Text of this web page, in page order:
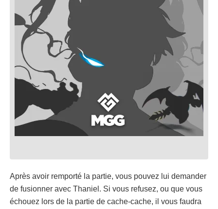
Après avoir remporté la partie, vous pouvez lui demander
de fusionner avec Thaniel. Si vous refusez, ou que vous
échouez lors de la partie de cache-cache, il vous faudra